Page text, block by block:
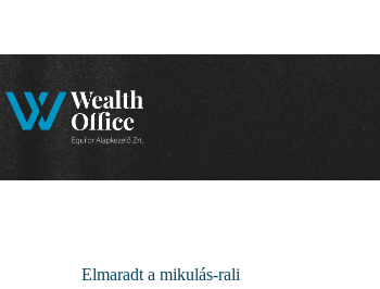
Elmaradt a mikulás-rali